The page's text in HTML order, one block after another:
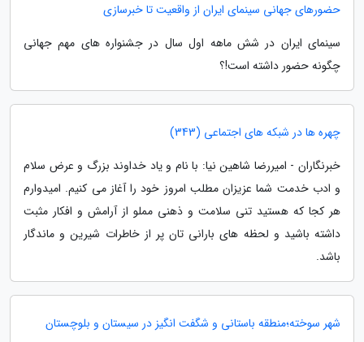
حضورهای جهانی سینمای ایران از واقعیت تا خبرسازی
سینمای ایران در شش ماهه اول سال در جشنواره های مهم جهانی
چگونه حضور داشته است!؟
چهره ها در شبکه های اجتماعی (343)
خبرنگاران - امیررضا شاهین نیا: با نام و یاد خداوند بزرگ و عرض سلام
و ادب خدمت شما عزیزان مطلب امروز خود را آغاز می کنیم. امیدوارم
هر کجا که هستید تنی سلامت و ذهنی مملو از آرامش و افکار مثبت
داشته باشید و لحظه های بارانی تان پر از خاطرات شیرین و ماندگار
باشد.
شهر سوخته؛منطقه باستانی و شگفت انگیز در سیستان و بلوچستان